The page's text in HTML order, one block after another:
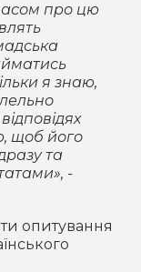
про цю
я знаю,
щоб його
та
-
опитування